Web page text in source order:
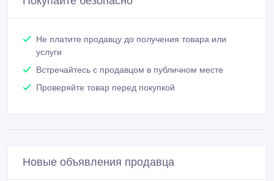
Не платите продавцу до получения товара или
услуги
Встречайтесь с продавцом в публичном месте
Проверяйте товар перед покупкой
Новые объявления продавца